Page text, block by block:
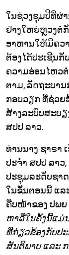
ໃນຊ່ວງຊຸມປີທີ່ຜ່
ຢ່າງໃຫຍ່ຫຼວງຕໍ່
ອາຫານໃຫ້ມີຄວ
ຕ້ອງໄດ້ປະເຊີນ
ຄວາມອ່ອນໄຫວ
ຕາມ, ລັດຖະບາ
ກອບວຽກ ທີ່ຊ່ວຍ
ສ້າງລະບົບສະບ
ສປປ ລາວ.
ທ່ານນາງ ຊາຣາ
ປະຈຳ ສປປ ລາວ
ປະຊຸມລະດັບຊາ
ໃນຂັ້ນຕອນນີ້ ແລ
ຄືບໜ້າຂອງ ປພຍ
ຫາລືໃນຄັ້ງນີ້ແມ່
ທີ່ກ່ຽວຂ້ອງກັບປະ
ສັນຕິພາບ ແລະ